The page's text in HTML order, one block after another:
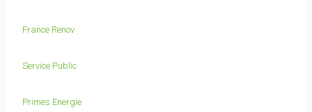
France Renov
Service Public
Primes Energie